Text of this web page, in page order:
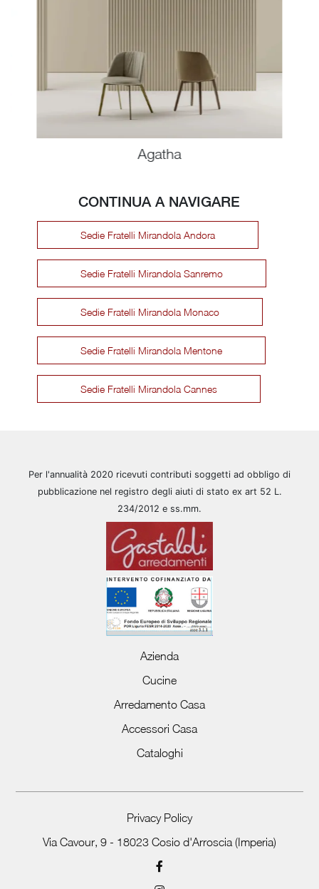
Agatha
CONTINUA A NAVIGARE
Sedie Fratelli Mirandola Andora
Sedie Fratelli Mirandola Sanremo
Sedie Fratelli Mirandola Monaco
Sedie Fratelli Mirandola Mentone
Sedie Fratelli Mirandola Cannes
Per l'annualità 2020 ricevuti contributi soggetti ad obbligo di
pubblicazione nel registro degli aiuti di stato ex art 52 L.
234/2012 e ss.mm.
Azienda
Cucine
Arredamento Casa
Accessori Casa
Cataloghi
Privacy Policy
Via Cavour, 9 - 18023 Cosio d'Arroscia (Imperia)